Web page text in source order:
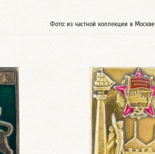
Фото: из частной коллекции в Москве